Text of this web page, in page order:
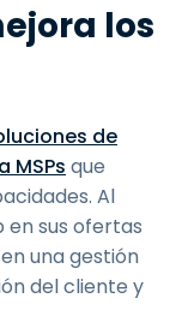
los
de
MSPs que
Al
sus ofertas
una gestión
del cliente y